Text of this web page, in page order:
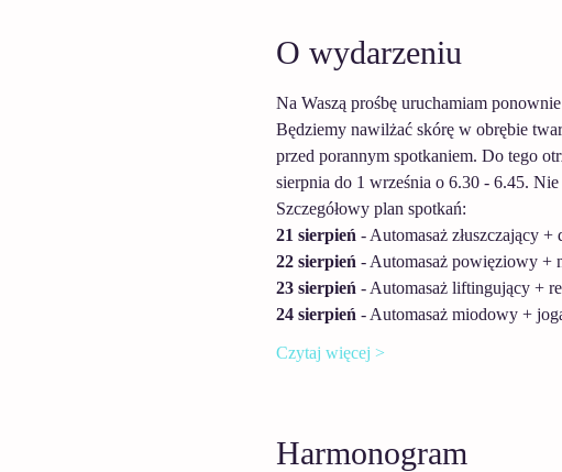
O wydarzeniu
Na Waszą prośbę uruchamiam ponownie
Będziemy nawilżać skórę w obrębie
przed porannym spotkaniem. Do tego
sierpnia do 1 września o 6.30 - 6.45. Nie
Szczegółowy plan spotkań:
21 sierpień - Automasaż złuszczający
22 sierpień - Automasaż powięziowy +
23 sierpień - Automasaż liftingujący +
24 sierpień - Automasaż miodowy +
Czytaj więcej >
Harmonogram